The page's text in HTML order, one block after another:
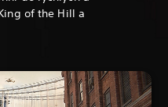
of the Hill a